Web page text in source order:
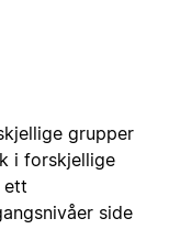
grupper
i forskjellige
ett
side